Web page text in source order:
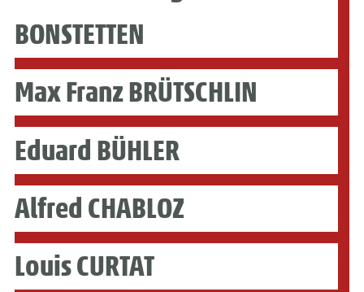
BONSTETTEN
Max Franz BRÜTSCHLIN
Eduard BÜHLER
Alfred CHABLOZ
Louis CURTAT